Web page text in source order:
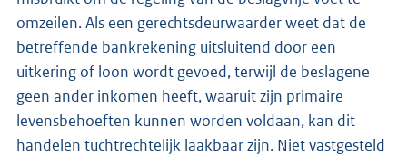
omzeilen. Als een gerechtsdeurwaarder weet dat de
betreffende bankrekening uitsluitend door een
uitkering of loon wordt gevoed, terwijl de beslagene
geen ander inkomen heeft, waaruit zijn primaire
levensbehoeften kunnen worden voldaan, kan dit
handelen tuchtrechtelijk laakbaar zijn. Niet vastgesteld